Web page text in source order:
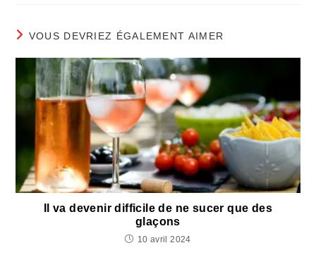
VOUS DEVRIEZ ÉGALEMENT AIMER
Il va devenir difficile de ne sucer que des
glaçons
10 avril 2024